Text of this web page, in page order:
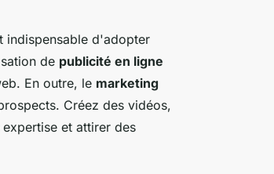
indispensable d'adopter
de publicité en ligne
En outre, le marketing
Créez des vidéos,
et attirer des